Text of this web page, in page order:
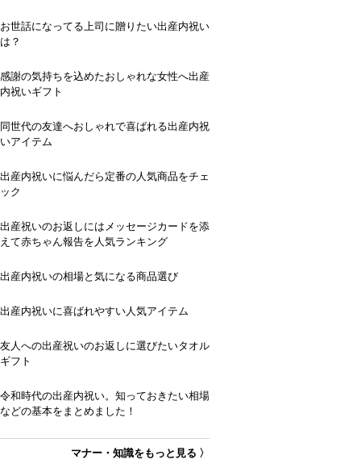
お世話になってる上司に贈りたい出産内祝い
は？
感謝の気持ちを込めたおしゃれな女性へ出産
内祝いギフト
同世代の友達へおしゃれで喜ばれる出産内祝
いアイテム
出産内祝いに悩んだら定番の人気商品をチェ
ック
出産祝いのお返しにはメッセージカードを添
えて赤ちゃん報告を人気ランキング
出産内祝いの相場と気になる商品選び
出産内祝いに喜ばれやすい人気アイテム
友人への出産祝いのお返しに選びたいタオル
ギフト
令和時代の出産内祝い。知っておきたい相場
などの基本をまとめました！
マナー・知識をもっと見る 〉